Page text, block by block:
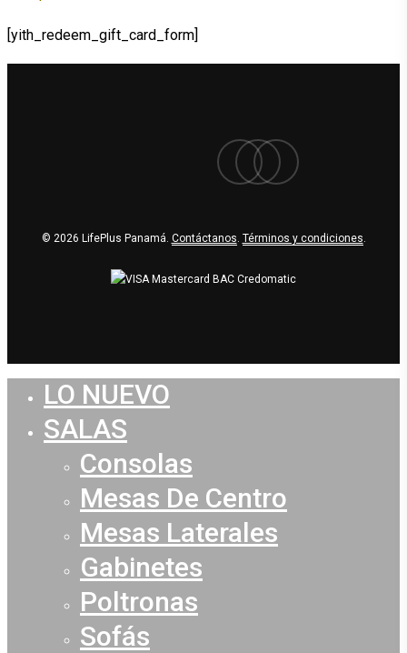
[yith_redeem_gift_card_form]
facebook
youtube
instagram
© 2026 LifePlus Panamá. Contáctanos. Términos y condiciones.
LO NUEVO
SALAS
Consolas
Mesas De Centro
Mesas Laterales
Gabinetes
Poltronas
Sofás